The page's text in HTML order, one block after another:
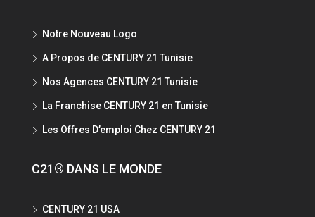
Notre Nouveau Logo
A Propos de CENTURY 21 Tunisie
Nos Agences CENTURY 21 Tunisie
La Franchise CENTURY 21 en Tunisie
Les Offres D’emploi Chez CENTURY 21
C21® DANS LE MONDE
CENTURY 21 USA